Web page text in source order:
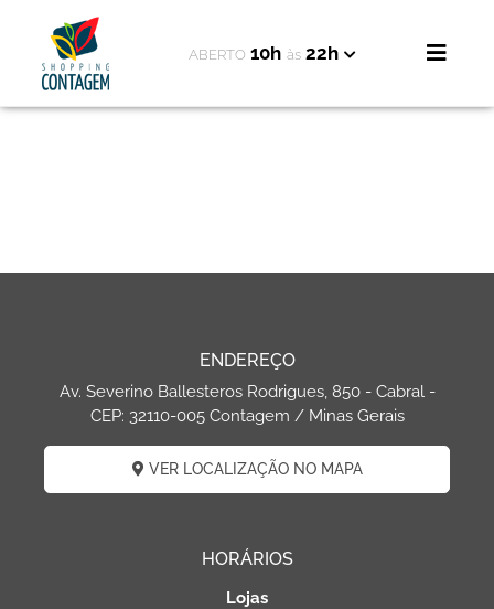
ABERTO 10h às 22h
ENDEREÇO
Av. Severino Ballesteros Rodrigues, 850 - Cabral -
CEP: 32110-005 Contagem / Minas Gerais
VER LOCALIZAÇÃO NO MAPA
HORÁRIOS
Lojas